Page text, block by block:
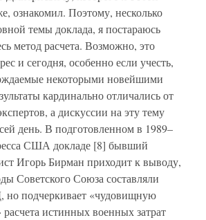
ознакомил. Поэтому, несколько
темы доклада, я постараюсь
метод расчета. Возможно, это
и сегодня, особенно если учесть,
некоторыми новейшими
кардинально отличались от
а дискуссии на эту тему
день. В подготовленном в 1989–
США докладе [8] бывший
Игорь Бирман приходит к выводу,
Советского Союза составляли
подчеркивает «чудовищную
расчета истинных военных затрат